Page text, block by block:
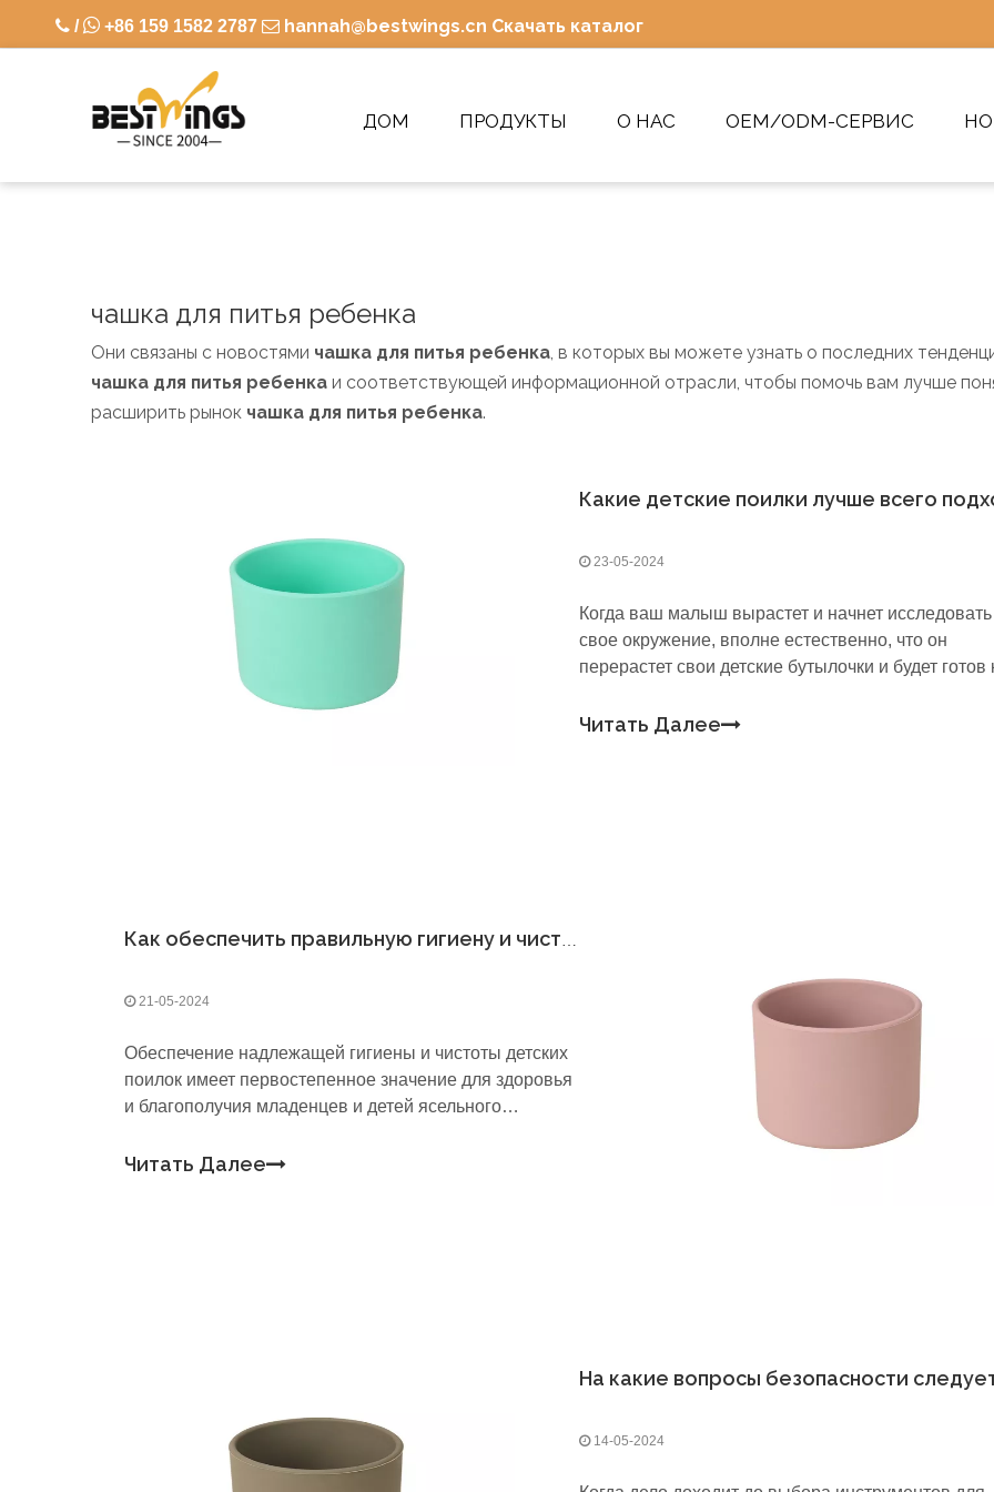
 / +86 159 1582 2787  hannah@bestwings.cn Скачать каталог
ДОМ ПРОДУКТЫ О НАС OEM/ODM-СЕРВИС
чашка для питья ребенка
Они связаны с новостями чашка для питья ребенка, в которых вы можете узнать о последних
чашка для питья ребенка и соответствующей информационной отрасли, чтобы помочь вам лучше
расширить рынок чашка для питья ребенка.
23-05-2024
Когда ваш малыш вырастет и начнет исследовать
свое окружение, вполне естественно, что он
перерастет свои детские бутылочки и будет готов
питья.Переход от бутылочек к чашкам может быть
Читать Далее
Как обеспечить правильную гигиену и чистку детских поилок?
21-05-2024
Обеспечение надлежащей гигиены и чистоты детских
поилок имеет первостепенное значение для здоровья
и благополучия младенцев и детей ясельного
включая чашки, бутылочки и посуду, могут содержать
Читать Далее
14-05-2024